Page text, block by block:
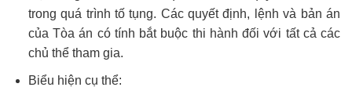
trong quá trình tố tụng. Các quyết định, lệnh và bản án
của Tòa án có tính bắt buộc thi hành đối với tất cả các
chủ thể tham gia.
Biểu hiện cụ thể: